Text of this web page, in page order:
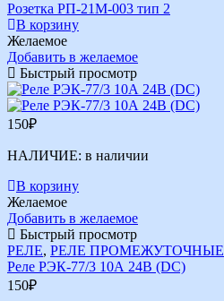
Розетка РП-21М-003 тип 2
В корзину
Желаемое
Добавить в желаемое
Быстрый просмотр
150₽
НАЛИЧИЕ: в наличии
В корзину
Желаемое
Добавить в желаемое
Быстрый просмотр
РЕЛЕ, РЕЛЕ ПРОМЕЖУТОЧНЫЕ
Реле РЭК-77/3 10А 24В (DС)
150₽